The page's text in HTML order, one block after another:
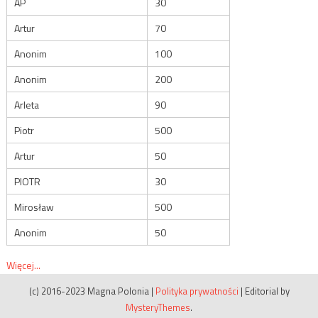
Artur
70
Anonim
100
Anonim
200
Arleta
90
Piotr
500
Artur
50
PIOTR
30
Mirosław
500
Anonim
50
Więcej...
(c) 2016-2023 Magna Polonia | Polityka prywatności | Editorial by
MysteryThemes.